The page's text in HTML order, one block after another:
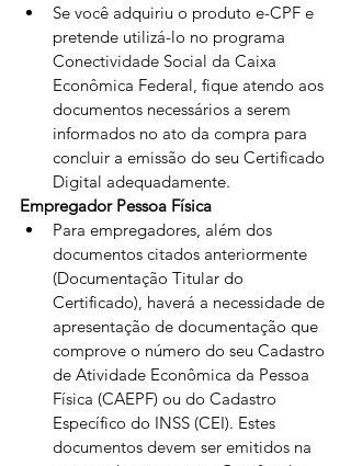
Se você adquiriu o produto e-CPF e
pretende utilizá-lo no programa
Conectividade Social da Caixa
Econômica Federal, fique atendo aos
documentos necessários a serem
informados no ato da compra para
concluir a emissão do seu Certificado
Digital adequadamente.
Empregador Pessoa Física
Para empregadores, além dos
documentos citados anteriormente
(Documentação Titular do
Certificado), haverá a necessidade de
apresentação de documentação que
comprove o número do seu Cadastro
de Atividade Econômica da Pessoa
Física (CAEPF) ou do Cadastro
Específico do INSS (CEI). Estes
documentos devem ser emitidos na